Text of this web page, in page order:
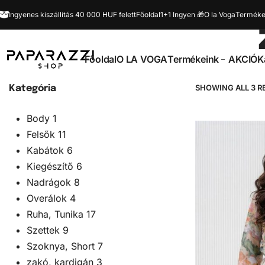
Ingyenes kiszállítás 40 000 HUF felettFőoldal1+1 Ingyen 🎁O la Voga
FőoldalO LA VOGATermékeink AKCIÓ
Kategória
Body 1
Felsők 11
Kabátok 6
Kiegészítő 6
Nadrágok 8
Overálok 4
Ruha, Tunika 17
Szettek 9
Szoknya, Short 7
zakó, kardigán 3
SHOWING ALL 3